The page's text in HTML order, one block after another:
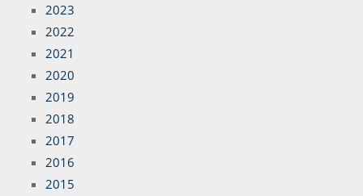
2023
2022
2021
2020
2019
2018
2017
2016
2015